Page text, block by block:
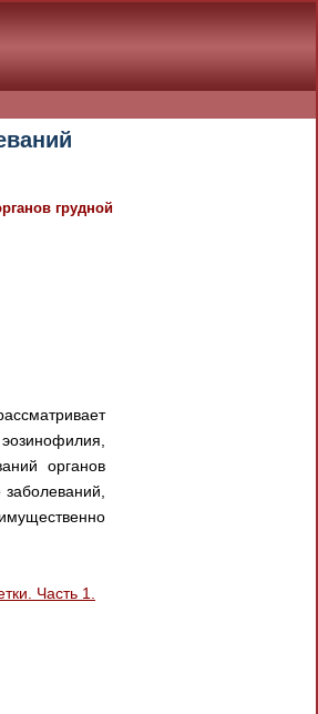
грудной
органов
Часть 1.